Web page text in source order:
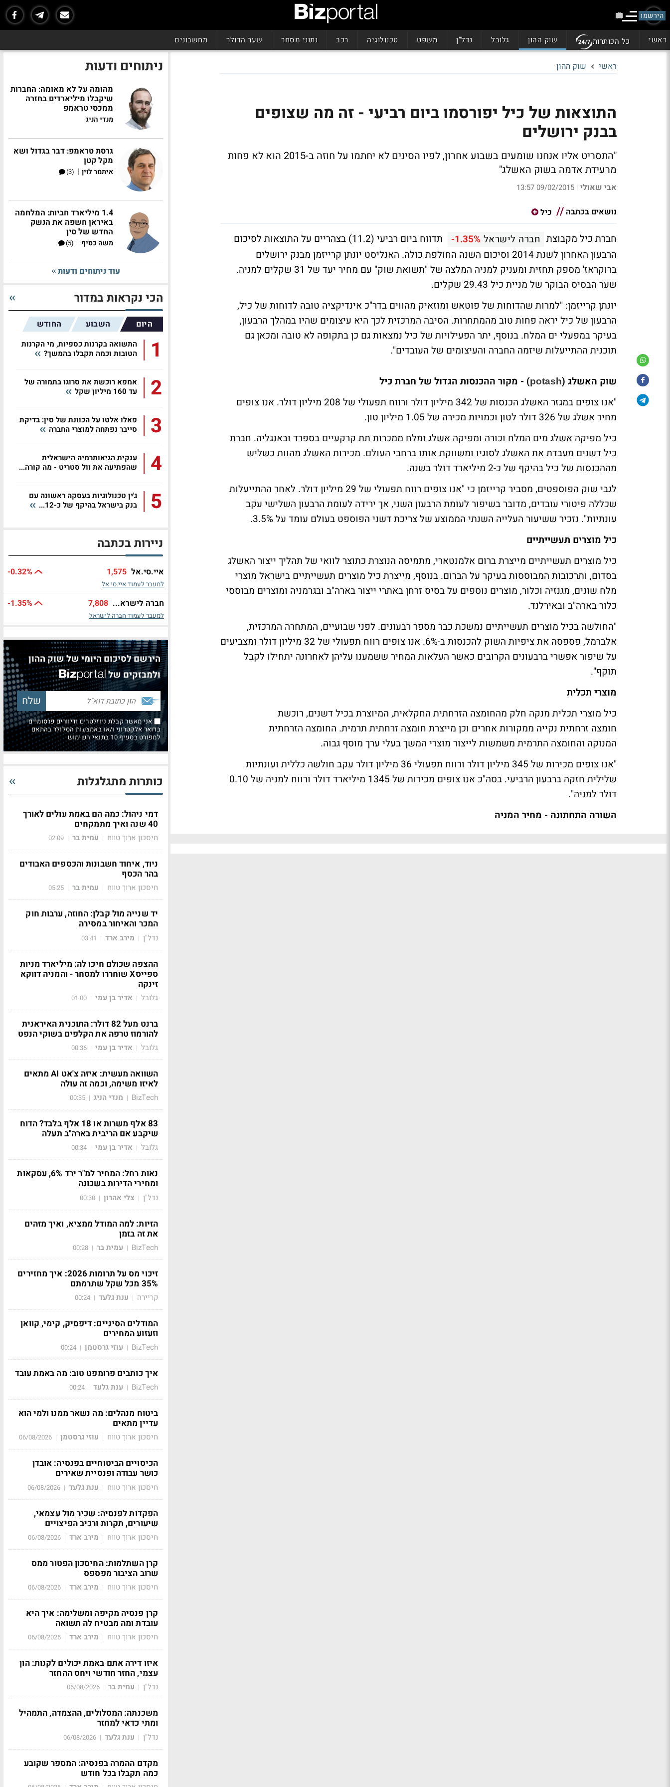
הירשמו
ראשי כל הכותרות שוק ההון גלובל נדל"ן משפט טכנולוגיה רכב נתוני מסחר שער הדולר מחשבונים
ראשי שוק ההון
התוצאות של כיל יפורסמו ביום רביעי - זה מה שצופים
בבנק ירושלים
"התסריט אליו אנחנו שומעים בשבוע אחרון, לפיו הסינים לא יחתמו על חוזה ב-2015 הוא לא פחות
מרעידת אדמה בשוק האשלג"
אבי שאולי |
09/02/2015 13:57
נושאים בכתבה כיל
חברת כיל מקבוצת חברה לישראל -1.35%
תדווח ביום רביעי (11.2) בצהריים על התוצאות לסיכום
הרבעון האחרון לשנת 2014 וסיכום השנה החולפת כולה. האנליסט יונתן קרייזמן מבנק ירושלים
ברוקראז' מספק תחזית ומעניק למניה המלצה של "תשואת שוק" עם מחיר יעד של 31 שקלים למניה.
שער הבסיס הבוקר של מניית כיל 29.43 שקלים.
יונתן קרייזמן: "למרות שהדוחות של פוטאש ומוזאיק מהווים בדר"כ אינדיקציה טובה לדוחות של כיל,
הרבעון של כיל יראה פחות טוב מהמתחרות. הסיבה המרכזית לכך היא עיצומים שהיו במהלך הרבעון,
בעיקר במפעלי ים המלח. בנוסף, יתר הפעילויות של כיל נמצאות גם כן בתקופה לא טובה ומכאן גם
תוכנית ההתייעלות שיזמה החברה והעיצומים של העובדים".
שוק האשלג (potash) - מקור ההכנסות הגדול של חברת כיל
"אנו צופים במגזר האשלג הכנסות של 342 מיליון דולר ורווח תפעולי של 208 מיליון דולר. אנו צופים
מחיר אשלג של 326 דולר לטון וכמויות מכירה של 1.05 מיליון טון.
כיל מפיקה אשלג מים המלח וכורה ומפיקה אשלג ומלח ממכרות תת קרקעיים בספרד ובאנגליה. חברת
כיל דשנים מעבדת את האשלג לסוגיו ומשווקת אותו ברחבי העולם. מכירות האשלג מהוות כשליש
מההכנסות של כיל בהיקף של כ-2 מיליארד דולר בשנה.
לגבי שוק הפוספטים, מסביר קרייזמן כי "אנו צופים רווח תפעולי של 29 מיליון דולר. לאחר ההתייעלות
שכללה פיטורי עובדים, מדובר בשיפור לעומת הרבעון השני, אך ירידה לעומת הרבעון השלישי עקב
עונתיות". נזכיר ששיעור העלייה השנתי הממוצע של צריכת דשני הפוספט בעולם עומד על 3.5%.
כיל מוצרים תעשייתיים
כיל מוצרים תעשייתיים מייצרת ברום אלמנטארי, מתמיסה הנוצרת כתוצר לוואי של תהליך ייצור האשלג
בסדום, ותרכובות המבוססות בעיקר על הברום. בנוסף, מייצרת כיל מוצרים תעשייתיים בישראל מוצרי
מלח שונים, מגנזיה וכלור, מוצרים נוספים על בסיס זרחן באתרי ייצור בארה"ב ובגרמניה ומוצרים מבוססי
כלור בארה"ב ובאירלנד.
"החולשה בכיל מוצרים תעשייתיים נמשכת כבר מספר רבעונים. לפני שבועיים, המתחרה המרכזית,
אלברמל, פספסה את ציפיות השוק להכנסות ב-6%. אנו צופים רווח תפעולי של 32 מיליון דולר ומצביעים
על שיפור אפשרי ברבעונים הקרובים כאשר העלאות המחיר ששמענו עליהן לאחרונה יתחילו לקבל
תוקף".
מוצרי תכלית
כיל מוצרי תכלית מנקה חלק מהחומצה הזרחתית החקלאית, המיוצרת בכיל דשנים, רוכשת
חומצה זרחתית נקייה ממקורות אחרים וכן מייצרת חומצה זרחתית תרמית. החומצה הזרחתית
המנוקה והחומצה התרמית משמשות לייצור מוצרי המשך בעלי ערך מוסף גבוה.
"אנו צופים מכירות של 345 מיליון דולר ורווח תפעולי 36 מיליון דולר עקב חולשה כללית ועונתיות
שלילית חזקה ברבעון הרביעי. בסה"כ אנו צופים מכירות של 1345 מיליארד דולר ורווח למניה של 0.10
דולר למניה".
השורה התחתונה - מחיר המניה
ניתוחים ודעות
מהומה על לא מאומה: החברות
שיקבלו מיליארדים בחזרה
ממכסי טראמפ
מנדי הניג
גרסת טראמפ: דבר בגדול ושא
מקל קטן
איתמר לוין |
(3)
1.4 מיליארד חביות: המלחמה
באיראן חשפה את הנשק
החדש של סין
משה כסיף |
(5)
עוד ניתוחים ודעות
הכי נקראות במדור
היום השבוע החודש
1
התשואה בקרנות כספיות, מי הקרנות
הטובות וכמה תקבלו בהמשך?
2
אמפא רוכשת את סרוגו בתמורה של
עד 160 מיליון שקל
3
פאלו אלטו על הכוונת של סין: בדיקת
סייבר נפתחה למוצרי החברה
4
ענקית הגיאותרמיה הישראלית
שהפתיעה את וול סטריט - מה קורה...
5
ג'ין טכנולוגיות בעסקה ראשונה עם
בנק בישראל בהיקף של כ-12...
ניירות בכתבה
איי.סי.אל 1,575
-0.32%
למעבר לעמוד איי.סי.אל
חברה לישרא... 7,808
-1.35%
למעבר לעמוד חברה לישראל
הירשם לסיכום היומי של שוק ההון
ולמבזקים של
אני מאשר קבלת ניוזלטרים ודיוורים פרסומיים
בדואר אלקטרוני ו/או באמצעות הסלולר בהתאם
למפורט בסעיף 10 בתנאי השימוש
כותרות מתגלגלות
דמי ניהול: כמה הם באמת עולים לאורך
40 שנה ואיך מתמקחים
חיסכון ארוך טווח | עמית בר |
02:09
ניוד, איחוד חשבונות והכספים האבודים
בהר הכסף
חיסכון ארוך טווח | עמית בר |
05:25
יד שנייה מול קבלן: החוזה, ערבות חוק
המכר והאיחור במסירה
נדל"ן | מירב ארד |
03:41
ההצפה שכולם חיכו לה: מיליארד מניות
ספייסX שוחררו למסחר - והמניה דווקא
זינקה
גלובל | אדיר בן עמי |
01:00
ברנט מעל 82 דולר: התוכנית האיראנית
להורמוז טרפה את הקלפים בשוקי הנפט
גלובל | אדיר בן עמי |
00:36
השוואה מעשית: איזה צ'אט AI מתאים
לאיזו משימה, וכמה זה עולה
BizTech
| מנדי הניג |
00:35
83 אלף משרות או 18 אלף בלבד? הדוח
שיקבע אם הריבית בארה"ב תעלה
גלובל | אדיר בן עמי |
00:34
נאות רחל: המחיר למ"ר ירד 6%, עסקאות
ומחירי הדירות בשכונה
נדל"ן | צלי אהרון |
00:30
הזיות: למה המודל ממציא, ואיך מזהים
את זה בזמן
BizTech
| עמית בר |
00:28
זיכוי מס על תרומות 2026: איך מחזירים
35% מכל שקל שתרמתם
קריירה | ענת גלעד |
00:24
המודלים הסיניים: דיפסיק, קימי, קוואן
וזעזוע המחירים
BizTech
| עוזי גרסטמן |
00:24
איך כותבים פרומפט טוב: מה באמת עובד
BizTech
| ענת גלעד |
00:24
ביטוח מנהלים: מה נשאר ממנו ולמי הוא
עדיין מתאים
חיסכון ארוך טווח | עוזי גרסטמן |
06/08/2026
הכיסויים הביטוחיים בפנסיה: אובדן
כושר עבודה ופנסיית שאירים
חיסכון ארוך טווח | ענת גלעד |
06/08/2026
הפקדות לפנסיה: שכיר מול עצמאי,
שיעורים, תקרות ורכיב הפיצויים
חיסכון ארוך טווח | מירב ארד |
06/08/2026
קרן השתלמות: החיסכון הפטור ממס
שרוב הציבור מפספס
חיסכון ארוך טווח | מירב ארד |
06/08/2026
קרן פנסיה מקיפה ומשלימה: איך היא
עובדת ומה מבטיח לה תשואה
חיסכון ארוך טווח | מירב ארד |
06/08/2026
איזו דירה אתם באמת יכולים לקנות: הון
עצמי, החזר חודשי ויחס ההחזר
נדל"ן | עמית בר |
06/08/2026
משכנתה: המסלולים, ההצמדה, התמהיל
ומתי כדאי למחזר
נדל"ן | ענת גלעד |
06/08/2026
מקדם ההמרה בפנסיה: המספר שקובע
כמה תקבלו בכל חודש